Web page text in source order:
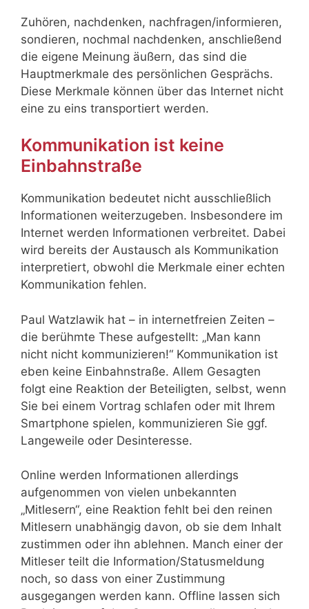
Zuhören, nachdenken, nachfragen/informieren,
sondieren, nochmal nachdenken, anschließend
die eigene Meinung äußern, das sind die
Hauptmerkmale des persönlichen Gesprächs.
Diese Merkmale können über das Internet nicht
eine zu eins transportiert werden.
Kommunikation ist keine
Einbahnstraße
Kommunikation bedeutet nicht ausschließlich
Informationen weiterzugeben. Insbesondere im
Internet werden Informationen verbreitet. Dabei
wird bereits der Austausch als Kommunikation
interpretiert, obwohl die Merkmale einer echten
Kommunikation fehlen.
Paul Watzlawik hat – in internetfreien Zeiten –
die berühmte These aufgestellt: „Man kann
nicht nicht kommunizieren!“ Kommunikation ist
eben keine Einbahnstraße. Allem Gesagten
folgt eine Reaktion der Beteiligten, selbst, wenn
Sie bei einem Vortrag schlafen oder mit Ihrem
Smartphone spielen, kommunizieren Sie ggf.
Langeweile oder Desinteresse.
Online werden Informationen allerdings
aufgenommen von vielen unbekannten
„Mitlesern“, eine Reaktion fehlt bei den reinen
Mitlesern unabhängig davon, ob sie dem Inhalt
zustimmen oder ihn ablehnen. Manch einer der
Mitleser teilt die Information/Statusmeldung
noch, so dass von einer Zustimmung
ausgegangen werden kann. Offline lassen sich